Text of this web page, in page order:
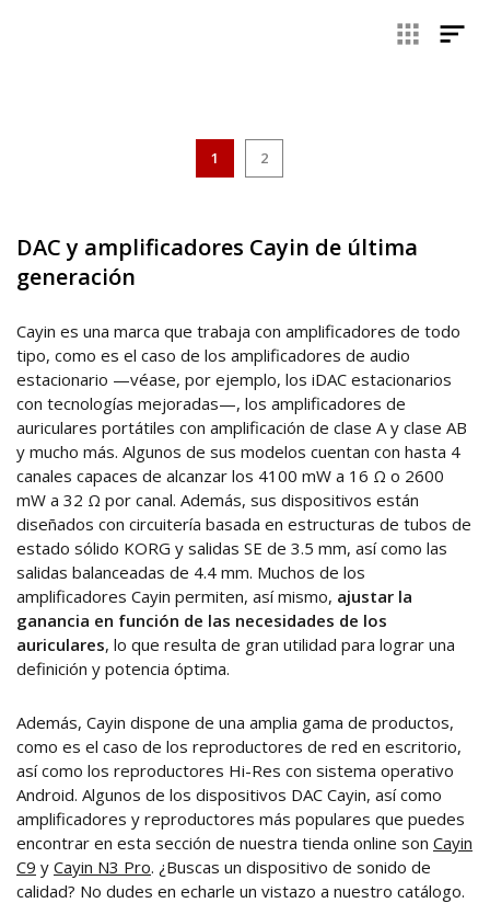
Cayin, y que además lo puedas adquirir a buen precio, te
recomendamos que visites los productos de esta sección
1 2
DAC y amplificadores Cayin de última
generación
Cayin es una marca que trabaja con amplificadores de todo
tipo, como es el caso de los amplificadores de audio
estacionario —véase, por ejemplo, los iDAC estacionarios
con tecnologías mejoradas—, los amplificadores de
auriculares portátiles con amplificación de clase A y clase AB
y mucho más. Algunos de sus modelos cuentan con hasta 4
canales capaces de alcanzar los 4100 mW a 16 Ω o 2600
mW a 32 Ω por canal. Además, sus dispositivos están
diseñados con circuitería basada en estructuras de tubos de
estado sólido KORG y salidas SE de 3.5 mm, así como las
salidas balanceadas de 4.4 mm. Muchos de los
amplificadores Cayin permiten, así mismo, ajustar la
ganancia en función de las necesidades de los
auriculares, lo que resulta de gran utilidad para lograr una
definición y potencia óptima.
Además, Cayin dispone de una amplia gama de productos,
como es el caso de los reproductores de red en escritorio,
así como los reproductores Hi-Res con sistema operativo
Android. Algunos de los dispositivos DAC Cayin, así como
amplificadores y reproductores más populares que puedes
encontrar en esta sección de nuestra tienda online son Cayin
C9 y Cayin N3 Pro. ¿Buscas un dispositivo de sonido de
calidad? No dudes en echarle un vistazo a nuestro catálogo.